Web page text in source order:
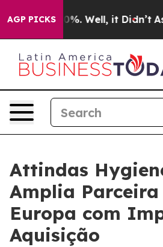
AGP PICKS40%. Well, it Didn’t As
Attindas
Amplia Parceira
Europa com
Aquisição